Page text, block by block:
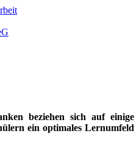
beziehen sich auf einige
ein optimales Lernumfeld